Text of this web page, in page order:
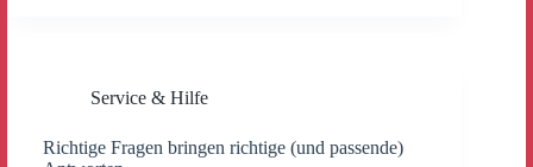
Service & Hilfe
Richtige Fragen bringen richtige (und passende)